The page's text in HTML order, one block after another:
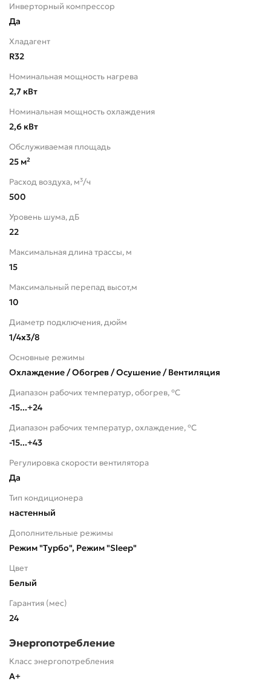
Инверторный компрессор
Да
Хладагент
R32
Номинальная мощность нагрева
2,7 кВт
Номинальная мощность охлаждения
2,6 кВт
Обслуживаемая площадь
25 м²
Расход воздуха, м³/ч
500
Уровень шума, дБ
22
Максимальная длина трассы, м
15
Максимальный перепад высот,м
10
Диаметр подключения, дюйм
1/4x3/8
Основные режимы
Охлаждение / Обогрев / Осушение / Вентиляция
Диапазон рабочих температур, обогрев, °C
-15...+24
Диапазон рабочих температур, охлаждение, °C
-15...+43
Регулировка скорости вентилятора
Да
Тип кондиционера
настенный
Дополнительные режимы
Режим "Турбо", Режим "Sleep"
Цвет
Белый
Гарантия (мес)
24
Энергопотребление
Класс энергопотребления
A+